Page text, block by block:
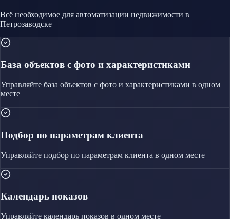
Всё необходимое для автоматизации недвижимости в
Петрозаводске
База объектов с фото и характеристиками
Управляйте база объектов с фото и характеристиками в одном
месте
Подбор по параметрам клиента
Управляйте подбор по параметрам клиента в одном месте
Календарь показов
Управляйте календарь показов в одном месте